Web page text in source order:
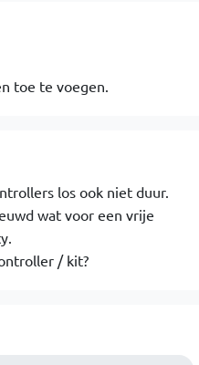
toe te voegen.
los ook niet duur.
wat voor een vrije
/ kit?